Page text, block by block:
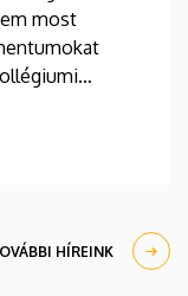
most
kollégiumi
és
augusztus
HÍREINK